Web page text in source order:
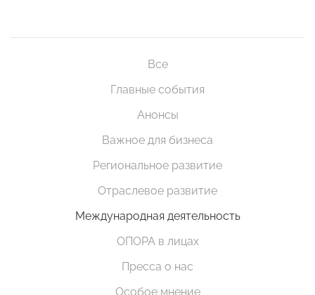
Все
Главные события
Анонсы
Важное для бизнеса
Региональное развитие
Отраслевое развитие
Международная деятельность
ОПОРА в лицах
Пресса о нас
Особое мнение